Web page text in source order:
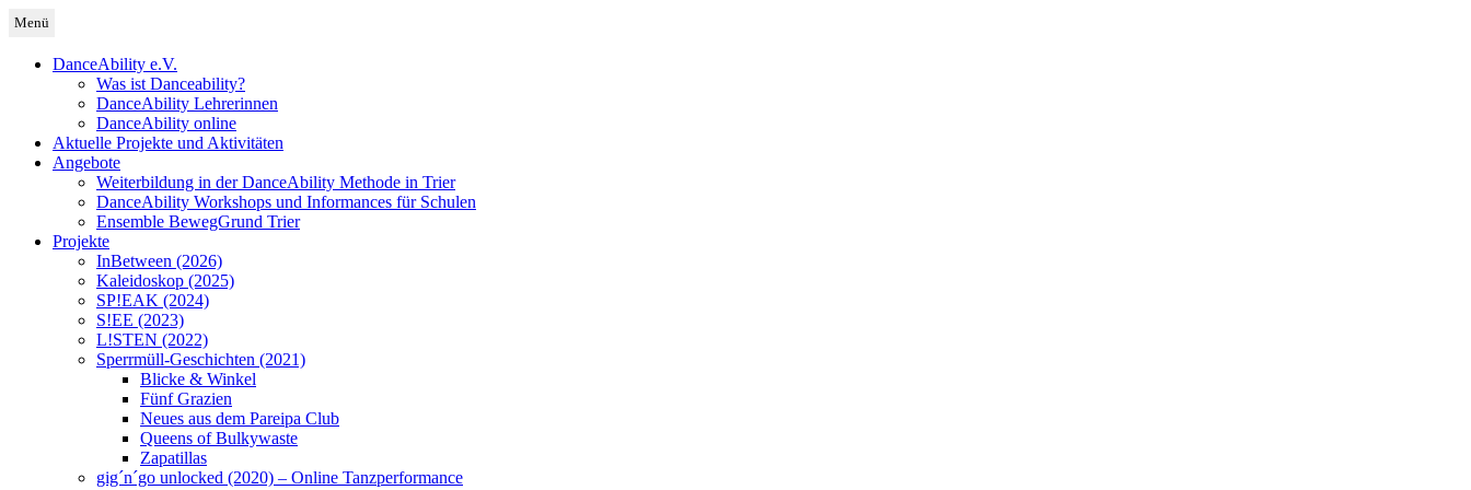
DanceAbility Deutschland
Menü
springen
DanceAbility e.V.
Was ist Danceability?
DanceAbility Lehrerinnen
DanceAbility online
Aktuelle Projekte und Aktivitäten
Angebote
Weiterbildung in der DanceAbility Methode in Trier
DanceAbility Workshops und Informances für Schulen
Ensemble BewegGrund Trier
Projekte
InBetween (2026)
Kaleidoskop (2025)
SP!EAK (2024)
S!EE (2023)
L!STEN (2022)
Sperrmüll-Geschichten (2021)
Blicke & Winkel
Fünf Grazien
Neues aus dem Pareipa Club
Queens of Bulkywaste
Zapatillas
gig´n´go unlocked (2020) – Online Tanzperformance